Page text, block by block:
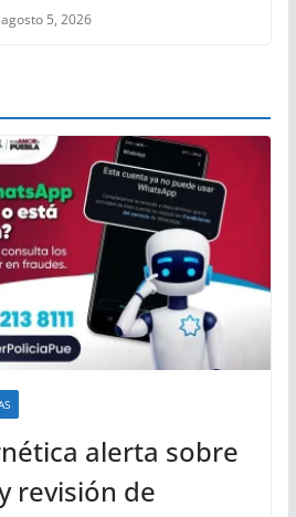
agosto 5, 2026
alerta sobre
revisión de